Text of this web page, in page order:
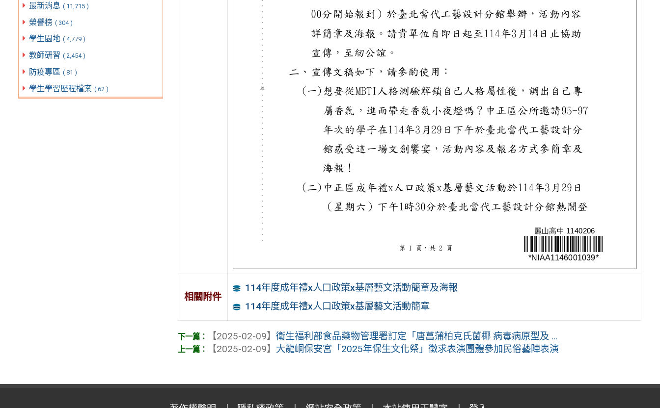
最新消息 ( 11,715 )
榮譽榜 ( 304 )
學生園地 ( 4,779 )
教師研習 ( 2,454 )
防疫專區 ( 81 )
學生學習歷程檔案 ( 62 )
相關附件
114年度成年禮x人口政策x基層藝文活動簡章及海報
114年度成年禮x人口政策x基層藝文活動簡章
【2025-02-09】衛生福利部食品藥物管理署訂定「唐菖蒲柏克氏菌椰 病毒病原型及 ...
【2025-02-09】 大龍峒保安宮「2025年保生文化祭」徵求表演團體參加民俗藝陣表演